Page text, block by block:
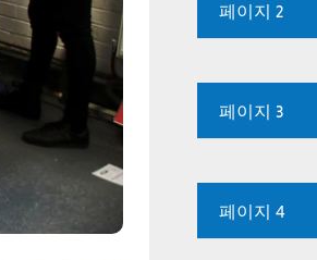
페이지 2
페이지 3
페이지 4